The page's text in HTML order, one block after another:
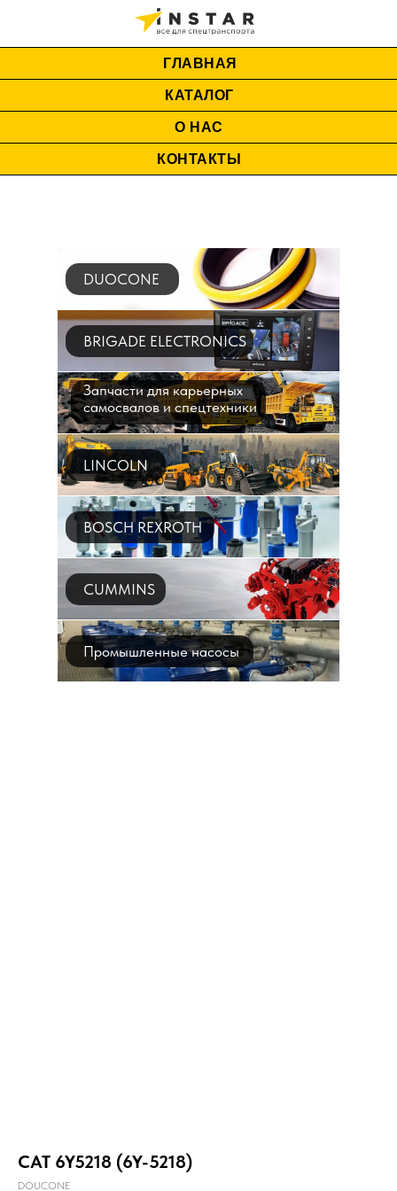
ГЛАВНАЯ
КАТАЛОГ
О НАС
КОНТАКТЫ
DUOCONE
BRIGADE ELECTRONICS
Запчасти для карьерных
самосвалов и спецтехники
LINCOLN
BOSCH REXROTH
CUMMINS
Промышленные насосы
CAT 6Y5218 (6Y-5218)
DOUCONE